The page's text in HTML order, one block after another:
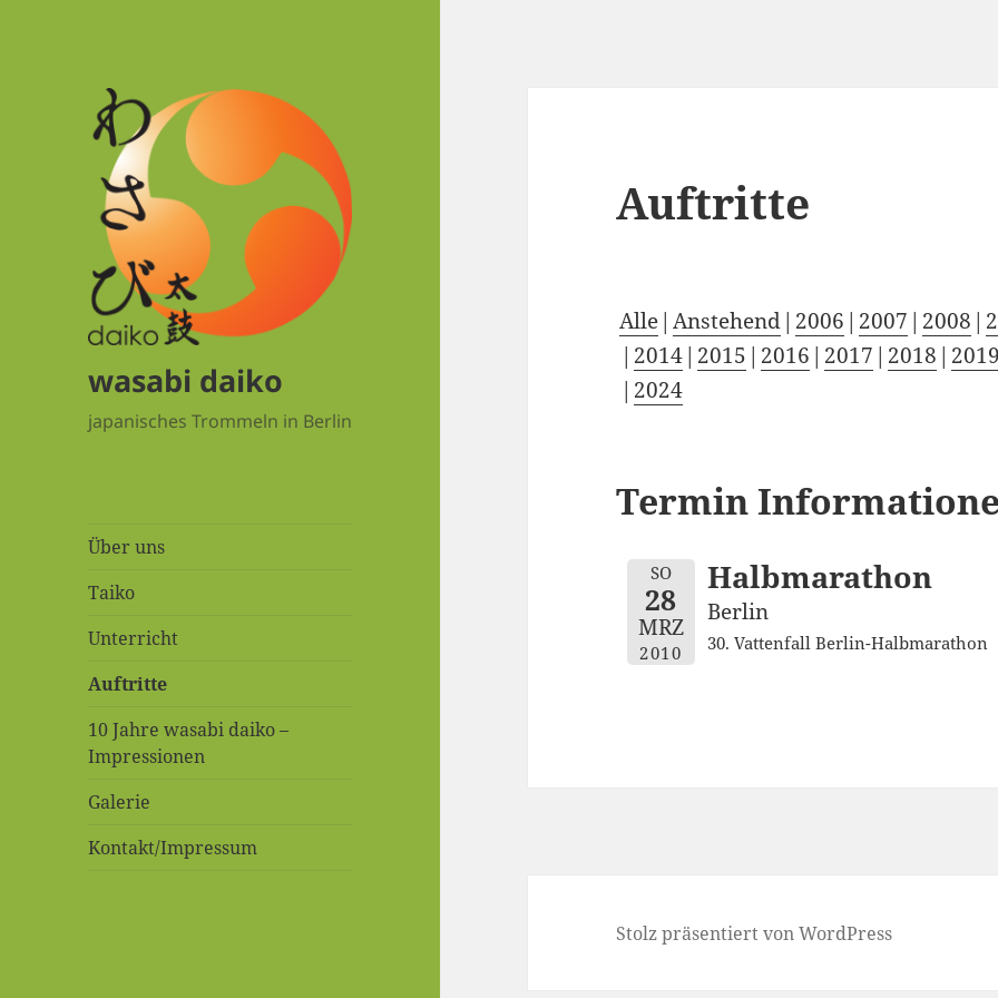
wasabi daiko
japanisches Trommeln in Berlin
Über uns
Taiko
Unterricht
Auftritte
10 Jahre wasabi daiko –
Impressionen
Galerie
Kontakt/Impressum
Auftritte
Alle Anstehend 2006 2007 2008
2014 2015 2016 2017 2018
2024
Termin
SO
28
MRZ
2010
Halbmarathon
Berlin
30. Vattenfall Berlin-Halbmarathon
Stolz präsentiert von WordPress